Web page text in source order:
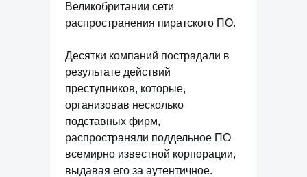
Великобритании сети
распространения пиратского ПО.
Десятки компаний пострадали в
результате действий
преступников, которые,
организовав несколько
подставных фирм,
распространяли поддельное ПО
всемирно известной корпорации,
выдавая его за аутентичное.